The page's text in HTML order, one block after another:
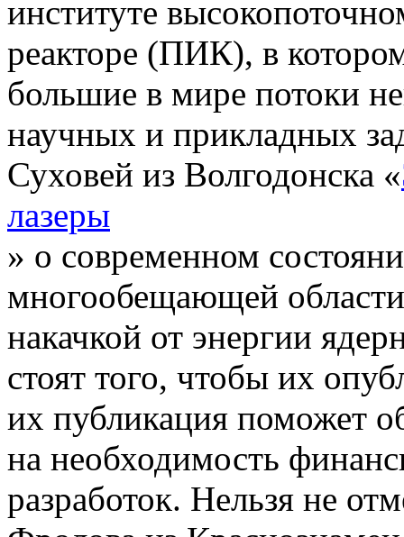
институте
реакторе (ПИК), в
большие в мире потоки
научных и прикладных
Суховей из Волгодонска «
лазеры
» о современном
многообещающей
накачкой от энергии
стоят того, чтобы их
их публикация поможет
на необходимость
разработок. Нельзя не